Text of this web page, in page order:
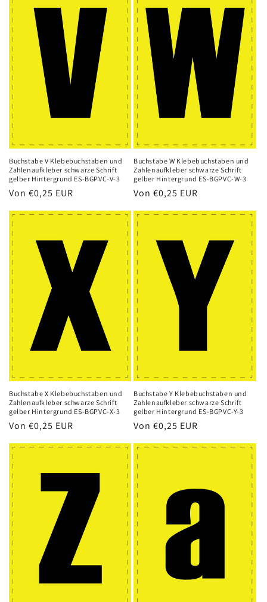
Buchstabe V Klebebuchstaben und
Zahlenaufkleber schwarze Schrift
gelber Hintergrund ES-BGPVC-V-3
Normaler
Von €0,25 EUR
Buchstabe W Klebebuchstaben und
Zahlenaufkleber schwarze Schrift
gelber Hintergrund ES-BGPVC-W-3
Normaler
Von €0,25 EUR
Buchstabe X Klebebuchstaben und
Zahlenaufkleber schwarze Schrift
gelber Hintergrund ES-BGPVC-X-3
Normaler
Von €0,25 EUR
Buchstabe Y Klebebuchstaben und
Zahlenaufkleber schwarze Schrift
gelber Hintergrund ES-BGPVC-Y-3
Normaler
Von €0,25 EUR